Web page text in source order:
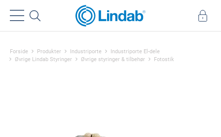
Forside Produkter Industriporte
Industriporte El-dele
Øvrige Lindab Styringer
Øvrige styringer & tilbehør Fotostik